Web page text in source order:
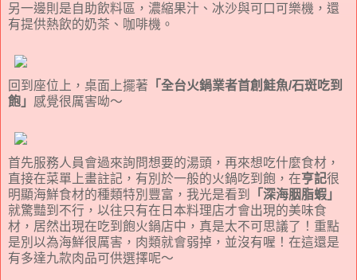
另一邊則是自助飲料區，濃縮果汁、冰沙與可口可樂機，還
有提供熱飲的奶茶、咖啡機。
回到座位上，桌面上擺著 「全台火鍋業者首創鮭魚/石斑吃到
飽」 感覺很厲害呦～
首先服務人員會過來詢問想要的湯頭，再來想吃什麼食材，
直接在菜單上畫註記，有別於一般的火鍋吃到飽，在亨記很
明顯海鮮食材的種類特別豐富，我光是看到
「深海胭脂蝦」
就驚豔到不行，以往只有在日本料理店才會出現的美味食
材，居然出現在吃到飽火鍋店中，真是太不可思議了！重點
是別以為海鮮很厲害，肉類就會弱掉，並沒有喔！在這還是
有多達九款肉品可供選擇呢～